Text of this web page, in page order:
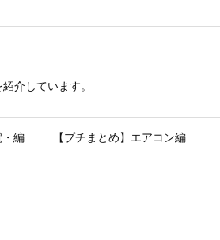
介しています。
・編 【プチまとめ】エアコン編